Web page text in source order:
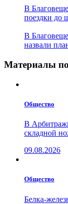
В
поездки до
В
назвали
Материалы
Общество
В
складной
09.08.2026
Общество
Белка-